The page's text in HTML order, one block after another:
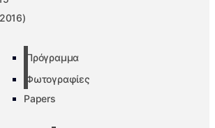
Πρόγραμμα
Φωτογραφίες
Papers